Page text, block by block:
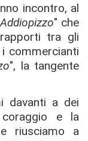
incontro, al
Addiopizzo" che
tra gli
commercianti
", la tangente
davanti a dei
e la
riusciamo a